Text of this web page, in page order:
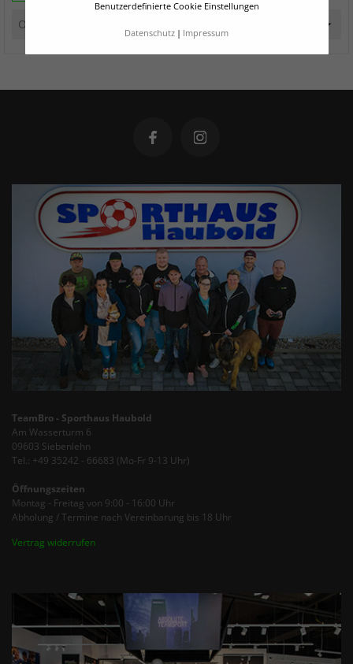
Benutzerdefinierte Cookie Einstellungen
Datenschutz Impressum
TeamBro - Sporthaus Haubold
Am Wasserturm 6
09603 Siebenlehn
Tel.: +49 35242 - 66683 (Mo-Fr 9-13 Uhr)
Öffnungszeiten
Montag - Freitag von 9:00 - 16:00 Uhr
Abholung / Termine nach Vereinbarung bis 18 Uhr
Vertrag widerrufen